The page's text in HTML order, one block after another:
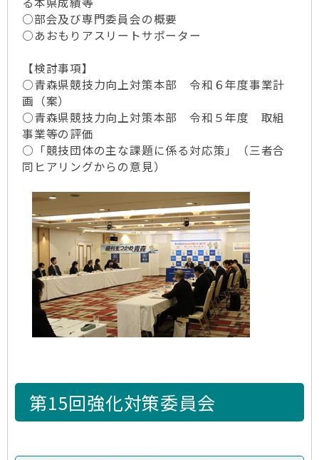
○部会及び専門委員会の概要
○あおもりアスリートサポーター
【検討事項】
○青森県競技力向上対策本部 令和６年度事業計
画（案）
○青森県競技力向上対策本部 令和５年度 取組
事業等の評価
○「競技団体の主な課題に係る対応策」（三者合
同ヒアリングからの意見）
第15回強化対策委員会